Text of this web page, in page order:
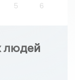
5 6
людей